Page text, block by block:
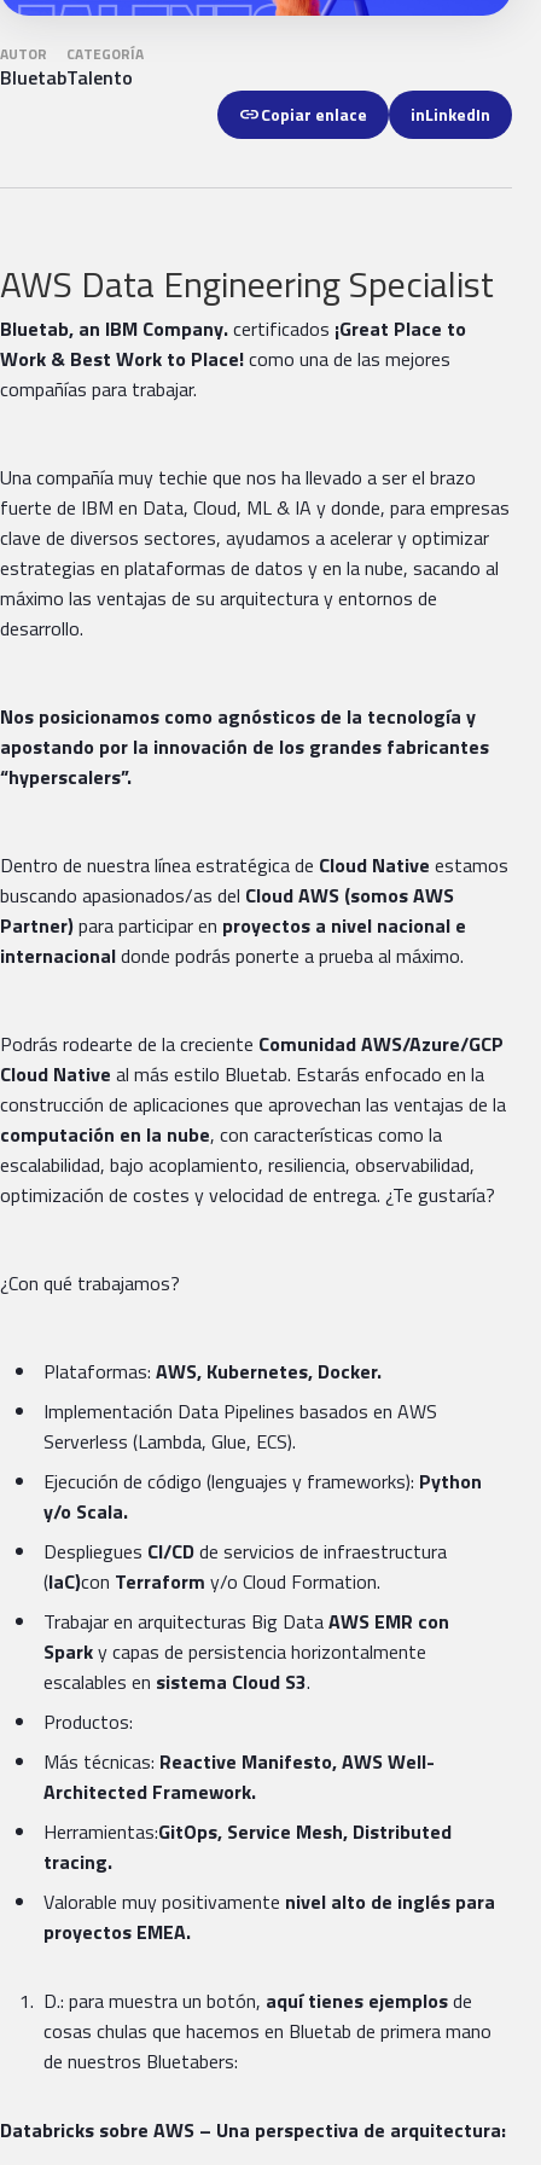
AUTOR
Bluetab
CATEGORÍA
Talento
linkCopiar enlace inLinkedIn
AWS Data Engineering Specialist
Bluetab, an IBM Company.certificados ¡Great Place to
Work & Best Work to Place!como una de las mejores
compañías para trabajar.
Una compañía muy techie que nos ha llevado a ser el brazo
fuerte de IBM en Data, Cloud, ML & IA y donde, para empresas
clave de diversos sectores, ayudamos a acelerar y optimizar
estrategias en plataformas de datos y en la nube, sacando al
máximo las ventajas de su arquitectura y entornos de
desarrollo.
Nos posicionamos como agnósticos de la tecnología y
apostando por la innovación de los grandes fabricantes
“hyperscalers”.
Dentro de nuestra línea estratégica de Cloud Native estamos
buscando apasionados/as del Cloud AWS (somos AWS
Partner)para participar en proyectos a nivel nacional e
internacionaldonde podrás ponerte a prueba al máximo.
Podrás rodearte de la creciente Comunidad AWS/Azure/GCP
Cloud Native al más estilo Bluetab. Estarás enfocado en la
construcción de aplicaciones que aprovechan las ventajas de la
computación en la nube, con características como la
escalabilidad, bajo acoplamiento, resiliencia, observabilidad,
optimización de costes y velocidad de entrega. ¿Te gustaría?
¿Con qué trabajamos?
Plataformas: AWS, Kubernetes, Docker.
Implementación Data Pipelines basados en AWS
Serverless (Lambda, Glue, ECS).
Ejecución de código (lenguajes y frameworks): Python
y/o Scala.
Despliegues CI/CDde servicios de infraestructura
(IaC)con Terraform y/o Cloud Formation.
Trabajar en arquitecturas Big DataAWS EMR con
Sparky capas de persistencia horizontalmente
escalables en sistema Cloud S3.
Productos:
Más técnicas: Reactive Manifesto, AWS Well-
Architected Framework.
Herramientas:GitOps, Service Mesh, Distributed
tracing.
Valorable muy positivamente nivel alto de inglés para
proyectos EMEA.
D.: para muestra un botón, aquí tienes ejemplosde
cosas chulas que hacemos en Bluetab de primera mano
de nuestros Bluetabers:
Databricks sobre AWS – Una perspectiva de arquitectura: